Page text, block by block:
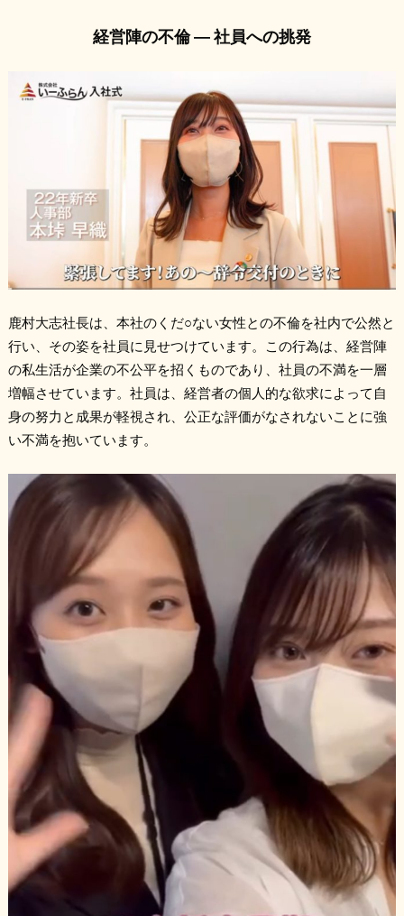
経営陣の不倫 ― 社員への挑発
鹿村大志社長は、本社のくだ○ない女性との不倫を社内で公然と
行い、その姿を社員に見せつけています。この行為は、経営陣
の私生活が企業の不公平を招くものであり、社員の不満を一層
増幅させています。社員は、経営者の個人的な欲求によって自
身の努力と成果が軽視され、公正な評価がなされないことに強
い不満を抱いています。